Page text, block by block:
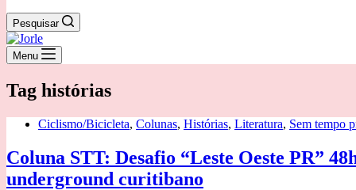
Pesquisar
Menu
Tag histórias
Ciclismo/Bicicleta, Colunas, Histórias, Literatura, Sem tempo
Coluna STT: Desafio “Leste Oeste PR”
underground curitibano